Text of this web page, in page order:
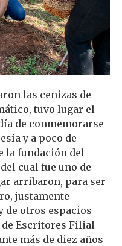
las cenizas de
tuvo lugar el
de conmemorarse
y a poco de
la fundación del
cual fue uno de
arribaron, para ser
justamente
de otros espacios
de Escritores Filial
más de diez años